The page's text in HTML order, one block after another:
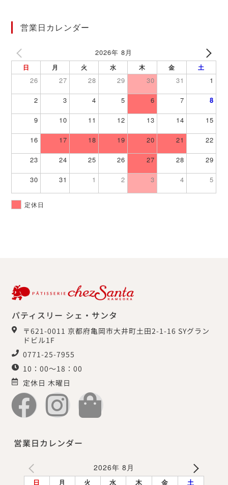
営業日カレンダー
2026年 8月
日 月 火 水 木 金 土
26 27 28 29 30 31 1
2 3 4 5 6 7 8
9 10 11 12 13 14 15
16 17 18 19 20 21 22
23 24 25 26 27 28 29
30 31 1 2 3 4 5
定休日
パティスリー シェ・サンタ
〒621-0011 京都府亀岡市大井町土田2-1-16 SYグラン
ドビル1F
0771-25-7955
10：00～18：00
定休日 木曜日
営業日カレンダー
2026年 8月
日 月 火 水 木 金 土